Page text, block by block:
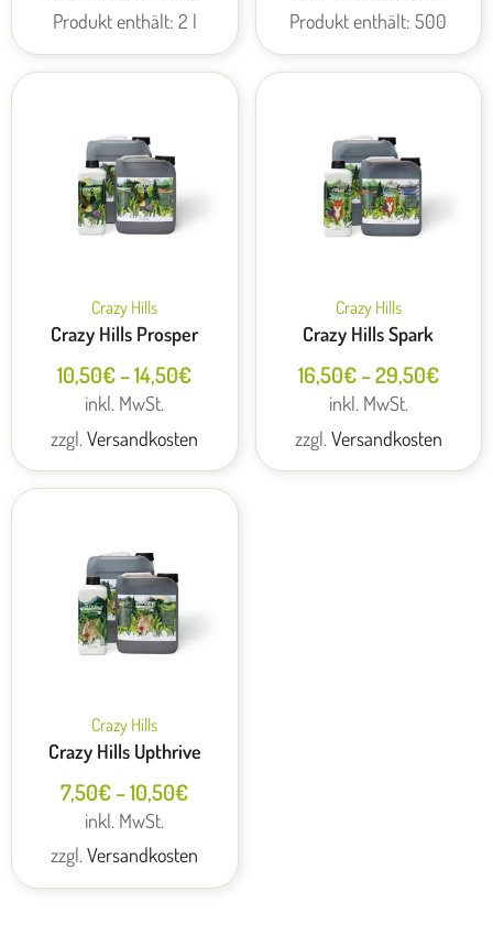
Produkt enthält: 2 l
Produkt enthält: 500
Crazy Hills
Crazy Hills Prosper
10,50€–14,50€
inkl. MwSt.
zzgl.Versandkosten
Crazy Hills
Crazy Hills Spark
16,50€–29,50€
inkl. MwSt.
zzgl. Versandkosten
Crazy Hills
Crazy Hills Upthrive
7,50€–10,50€
inkl. MwSt.
zzgl.Versandkosten